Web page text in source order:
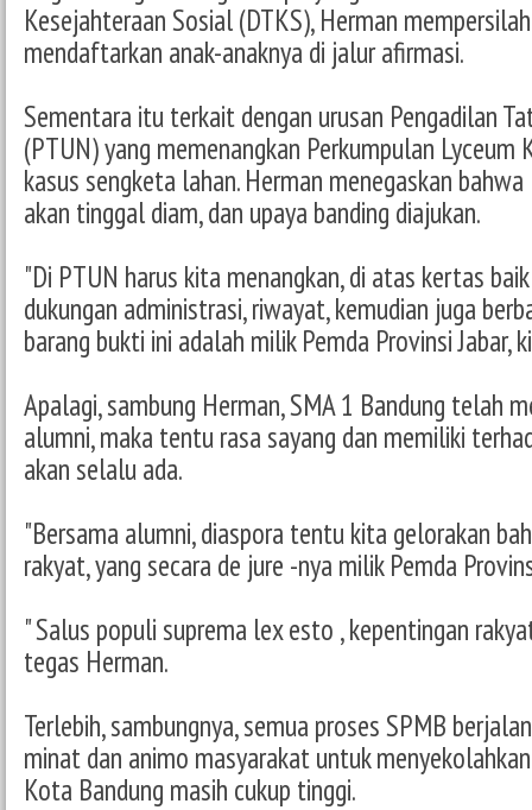
Kesejahteraan Sosial (DTKS), Herman
mendaftarkan anak-anaknya di jalur afirmasi.
Sementara itu terkait dengan urusan Pengadilan
(PTUN) yang memenangkan Perkumpulan Lyceum
kasus sengketa lahan. Herman menegaskan
akan tinggal diam, dan upaya banding diajukan.
"Di PTUN harus kita menangkan, di atas kertas
dukungan administrasi, riwayat, kemudian juga
barang bukti ini adalah milik Pemda Provinsi Jabar,
Apalagi, sambung Herman, SMA 1 Bandung telah
alumni, maka tentu rasa sayang dan memiliki
akan selalu ada.
"Bersama alumni, diaspora tentu kita gelorakan
rakyat, yang secara de jure -nya milik Pemda
" Salus populi suprema lex esto , kepentingan
tegas Herman.
Terlebih, sambungnya, semua proses SPMB
minat dan animo masyarakat untuk
Kota Bandung masih cukup tinggi.